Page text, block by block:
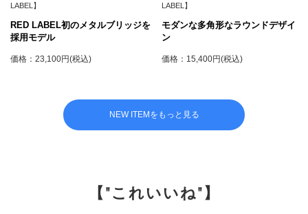
LABEL】
RED LABEL初のメタルブリッジを
採用モデル
価格：23,100円(税込)
LABEL】
モダンな多角形なラウンドデザイ
ン
価格：15,400円(税込)
NEW ITEMをもっと見る
【"これいいね"】